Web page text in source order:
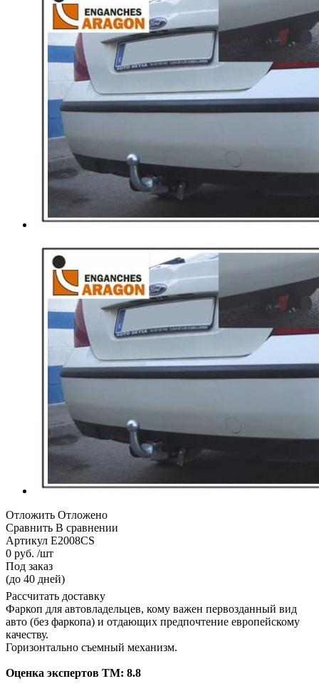
Отложить Отложено
Сравнить В сравнении
Артикул E2008CS
0 руб. /шт
Под заказ
(до 40 дней)
Рассчитать доставку
Фаркоп для автовладельцев, кому важен первозданный вид
авто (без фаркопа) и отдающих предпочтение европейскому
качеству.
Горизонтально съемный механизм.
Оценка экспертов ТМ: 8.8